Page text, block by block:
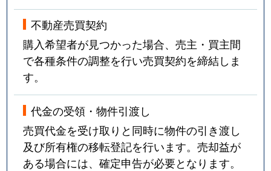
不動産売買契約
購入希望者が見つかった場合、売主・買主間
で各種条件の調整を行い売買契約を締結しま
す。
代金の受領・物件引渡し
売買代金を受け取りと同時に物件の引き渡し
及び所有権の移転登記を行います。売却益が
ある場合には、確定申告が必要となります。